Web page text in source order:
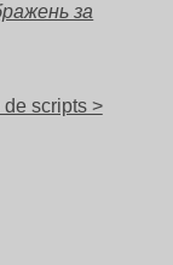
за
de scripts >